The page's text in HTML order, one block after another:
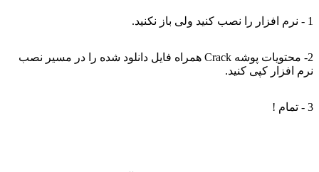
1 - نرم افزار را نصب کنید ولی باز نکنید.
2- محتویات پوشه Crack همراه فایل دانلود شده را در مسیر نصب
نرم افزار کپی کنید.
3 - تمام !